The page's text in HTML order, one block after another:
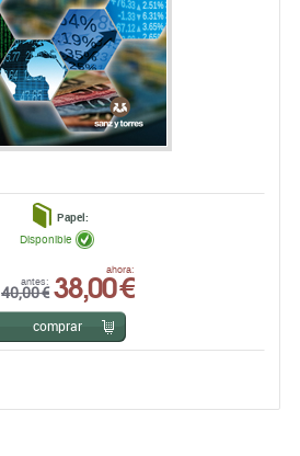
Papel:
antes:
40,00 €
ahora:
38,00 €
Disponible
comprar